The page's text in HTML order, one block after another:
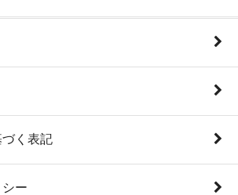
く表記
ー